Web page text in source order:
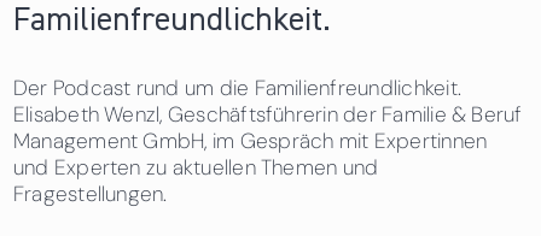
Familienfreundlichkeit.
Der Podcast rund um die Familienfreundlichkeit.
Elisabeth Wenzl, Geschäftsführerin der Familie & Beruf
Management GmbH, im Gespräch mit Expertinnen
und Experten zu aktuellen Themen und
Fragestellungen.